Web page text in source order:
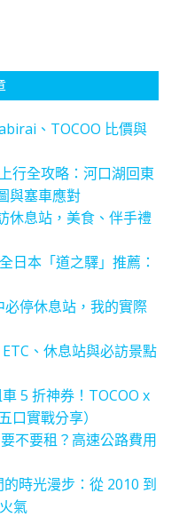
、TOCOO 比價與
行全攻略：河口湖回東
與塞車應對
休息站，美食、伴手禮
日本「道之驛」推薦：
停休息站，我的實際
、休息站與必訪景點
5 折神券！TOCOO x
口實戰分享）
不要租？高速公路費用
的時光漫步：從 2010 到
氣